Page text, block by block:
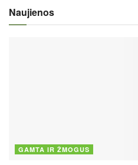
Naujienos
GAMTA IR ŽMOGUS